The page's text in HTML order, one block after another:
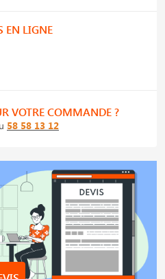
EN LIGNE
VOTRE COMMANDE ?
58 58 13 12